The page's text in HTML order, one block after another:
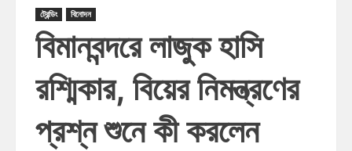
ট্রেন্ডিং বিনোদন
বিমানবন্দরে লাজুক হাসি
রশ্মিকার, বিয়ের নিমন্ত্রণের
প্রশ্ন শুনে কী করলেন